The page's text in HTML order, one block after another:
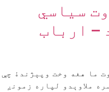
سياسي
– ارباب
ما هغه وخت وپېژندۀ چې
ملاوېدو لپاره زمونږ